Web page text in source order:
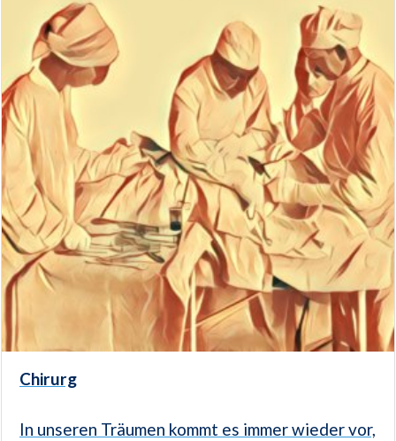
Chirurg
In unseren Träumen kommt es immer wieder vor,